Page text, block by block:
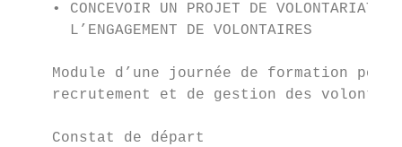
• CONCEVOIR UN PROJET DE VOLONTARIAT
      L’ENGAGEMENT DE VOLONTAIRES
Module d’une journée de formation pour
recrutement et de gestion des
    Constat de départ